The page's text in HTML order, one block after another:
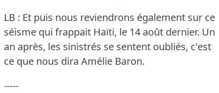
LB : Et puis nous reviendrons également sur ce
séisme qui frappait Haïti, le 14 août dernier. Un
an après, les sinistrés se sentent oubliés, c'est
ce que nous dira Amélie Baron.
-----